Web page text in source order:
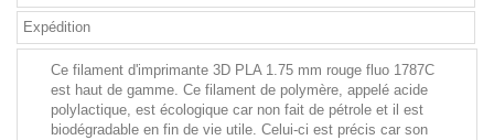
Expédition
Ce filament d'imprimante 3D PLA 1.75 mm rouge fluo 1787C
est haut de gamme. Ce filament de polymère, appelé acide
polylactique, est écologique car non fait de pétrole et il est
biodégradable en fin de vie utile. Celui-ci est précis car son